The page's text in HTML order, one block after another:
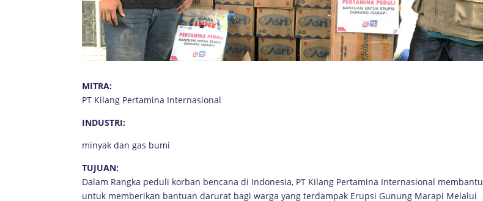
MITRA:
PT Kilang Pertamina Internasional
INDUSTRI:
minyak dan gas bumi
TUJUAN:
Dalam Rangka peduli korban bencana di Indonesia, PT Kilang Pertamina Internasional membantu
untuk memberikan bantuan darurat bagi warga yang terdampak Erupsi Gunung Marapi Melalui